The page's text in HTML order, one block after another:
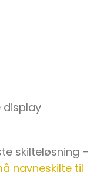
display
skilteløsning –
navneskilte til